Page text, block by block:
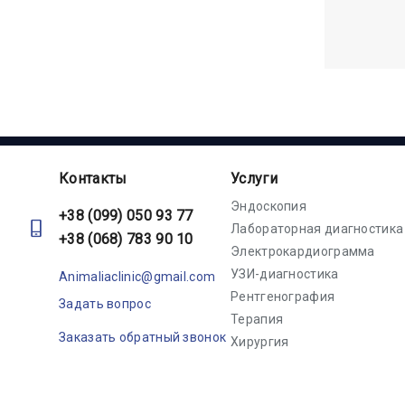
Контакты
+38 (099) 050 93 77
+38 (068) 783 90 10
Animaliaclinic@gmail.com
Задать вопрос
Заказать обратный звонок
Услуги
Эндоскопия
Лабораторная диагностика
Электрокардиограмма
УЗИ-диагностика
Рентгенография
Терапия
Хирургия